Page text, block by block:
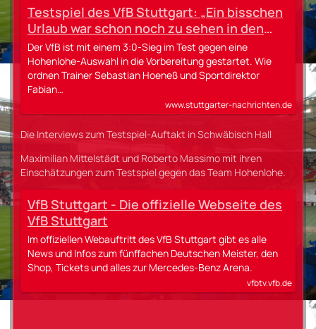
Testspiel des VfB Stuttgart: „Ein bisschen
Urlaub war schon noch zu sehen in den
Beinen“
Der VfB ist mit einem 3:0-Sieg im Test gegen eine
Hohenlohe-Auswahl in die Vorbereitung gestartet. Wie
ordnen Trainer Sebastian Hoeneß und Sportdirektor
Fabian…
www.stuttgarter-nachrichten.de
Die Interviews zum Testspiel-Auftakt in Schwäbisch Hall
Maximilian Mittelstädt und Roberto Massimo mit ihren
Einschätzungen zum Testspiel gegen das Team Hohenlohe.
VfB Stuttgart - Die offizielle Webseite des
VfB Stuttgart
Im offiziellen Webauftritt des VfB Stuttgart gibt es alle
News und Infos zum fünffachen Deutschen Meister, den
Shop, Tickets und alles zur Mercedes-Benz Arena.
vfbtv.vfb.de